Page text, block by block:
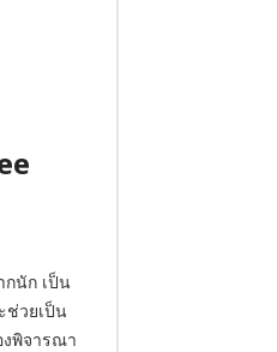
กนัก เป็น
ช่วยเป็น
งพิจารณา